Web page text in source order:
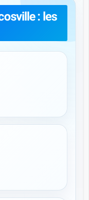
: les